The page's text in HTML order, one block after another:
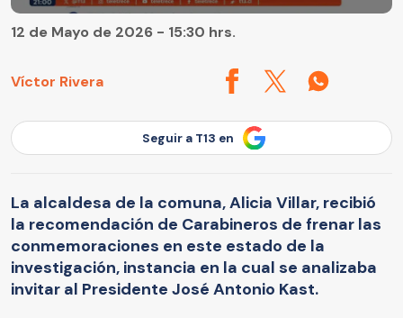
Víctor Rivera
12 de Mayo de 2026 - 15:30 hrs.
Seguir a T13 en
La alcaldesa de la comuna, Alicia Villar, recibió
la recomendación de Carabineros de frenar las
conmemoraciones en este estado de la
investigación, instancia en la cual se analizaba
invitar al Presidente José Antonio Kast.